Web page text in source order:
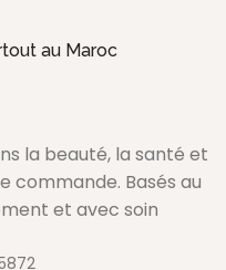
au Maroc
la beauté, la santé et
commande. Basés au
et avec soin